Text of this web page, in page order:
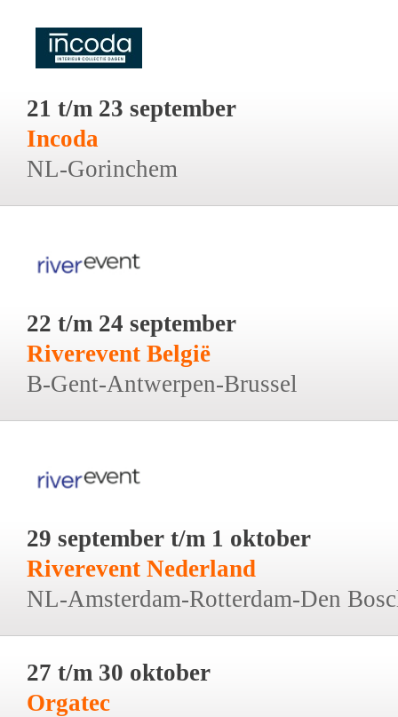
21 t/m 23 september
Incoda
NL-Gorinchem
22 t/m 24 september
Riverevent België
B-Gent-Antwerpen-Brussel
29 september t/m 1 oktober
Riverevent Nederland
NL-Amsterdam-Rotterdam-Den
27 t/m 30 oktober
Orgatec